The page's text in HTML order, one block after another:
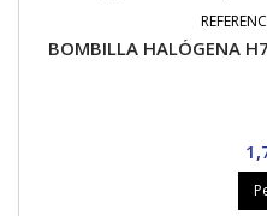
BOMBILLA HALÓGENA